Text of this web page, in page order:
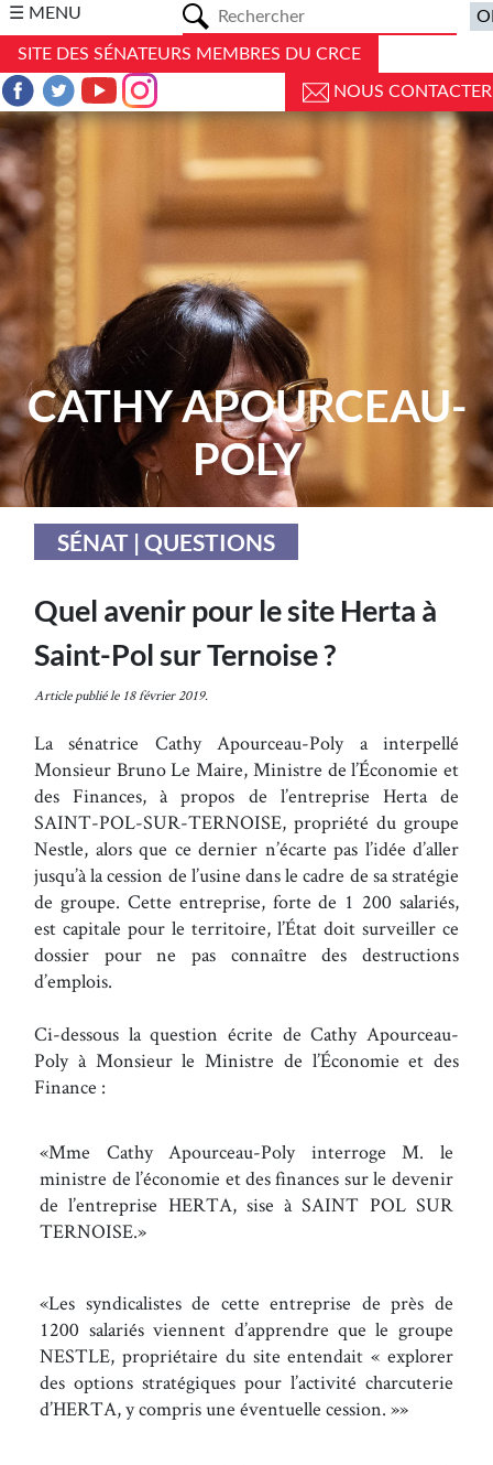
☰ MENU
SITE DES SÉNATEURS MEMBRES DU CRCE
NOUS CONTACTER
CATHY APOURCEAU-
POLY
SÉNAT | QUESTIONS
Quel avenir pour le site Herta à
Saint-Pol sur Ternoise ?
Article publié le 18 février 2019.
La sénatrice Cathy Apourceau-Poly a interpellé
Monsieur Bruno Le Maire, Ministre de l’Économie et
des Finances, à propos de l’entreprise Herta de
SAINT-POL-SUR-TERNOISE, propriété du groupe
Nestle, alors que ce dernier n’écarte pas l’idée d’aller
jusqu’à la cession de l’usine dans le cadre de sa stratégie
de groupe. Cette entreprise, forte de 1 200 salariés,
est capitale pour le territoire, l’État doit surveiller ce
dossier pour ne pas connaître des destructions
d’emplois.
Ci-dessous la question écrite de Cathy Apourceau-
Poly à Monsieur le Ministre de l’Économie et des
Finance :
Mme Cathy Apourceau-Poly interroge M. le
ministre de l’économie et des finances sur le devenir
de l’entreprise HERTA, sise à SAINT POL SUR
TERNOISE.
Les syndicalistes de cette entreprise de près de
1200 salariés viennent d’apprendre que le groupe
NESTLE, propriétaire du site entendait « explorer
des options stratégiques pour l’activité charcuterie
d’HERTA, y compris une éventuelle cession. »